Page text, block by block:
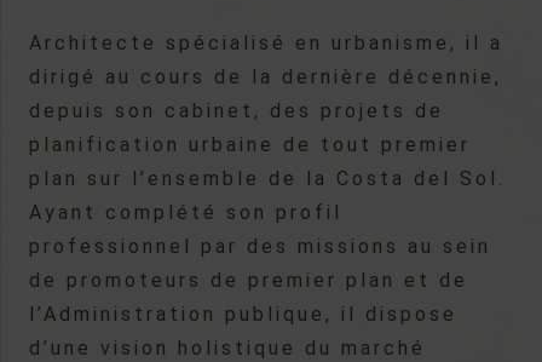
Architecte spécialisé en urbanisme, il a
dirigé au cours de la dernière décennie,
depuis son cabinet, des projets de
planification urbaine de tout premier
plan sur l’ensemble de la Costa del Sol.
Ayant complété son profil
professionnel par des missions au sein
de promoteurs de premier plan et de
l’Administration publique, il dispose
d’une vision holistique du marché